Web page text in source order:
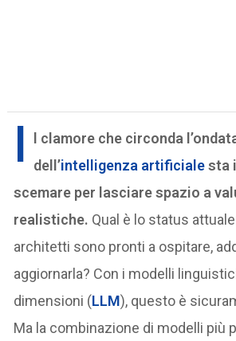
I
l clamore che circonda
dell’intelligenza artificialesta
scemare per lasciare spazio a
realistiche. Qual è lo status
architetti sono pronti a ospitare,
aggiornarla? Con i modelli
dimensioni (LLM), questo è
Ma la combinazione di modelli più